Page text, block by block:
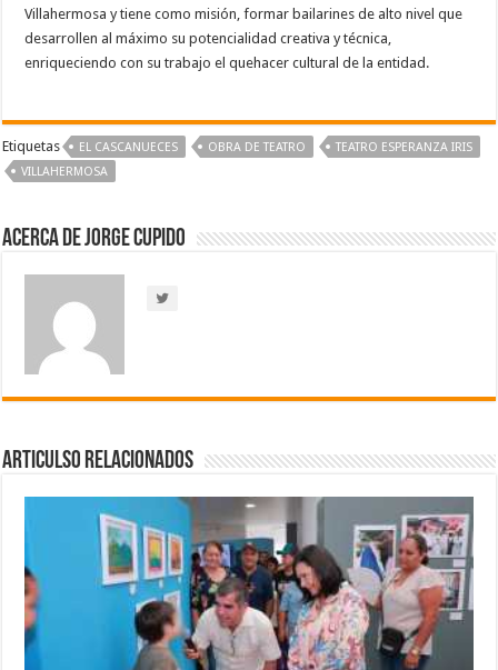
Villahermosa y tiene como misión, formar bailarines de alto nivel que
desarrollen al máximo su potencialidad creativa y técnica,
enriqueciendo con su trabajo el quehacer cultural de la entidad.
Etiquetas EL CASCANUECES OBRA DE TEATRO
TEATRO ESPERANZA IRIS
VILLAHERMOSA
Acerca de Jorge Cupido
Articulso Relacionados